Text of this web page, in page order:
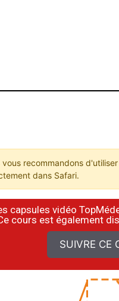
recommandons d'utiliser
dans Safari.
capsules vidéo
cours est également
SUIVRE CE